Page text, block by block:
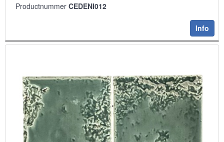
Productnummer CEDENI012
Info